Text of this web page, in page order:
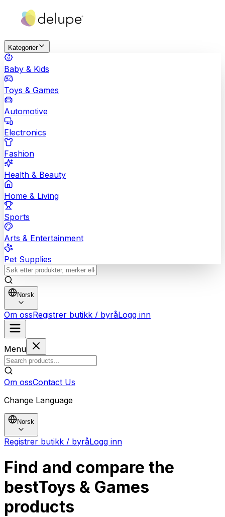
Kategorier
Baby & Kids
Toys & Games
Automotive
Electronics
Fashion
Health & Beauty
Home & Living
Sports
Arts & Entertainment
Pet Supplies
Norsk
Om ossRegistrer butikk / byråLogg inn
Menu
Om ossContact Us
Change Language
Norsk
Registrer butikk / byråLogg inn
Find and compare the
bestToys & Games
products